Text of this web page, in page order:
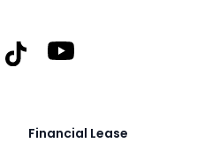
Tiktok YouTube
Financial Lease